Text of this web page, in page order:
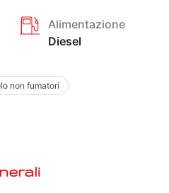
Alimentazione
Diesel
non fumatori